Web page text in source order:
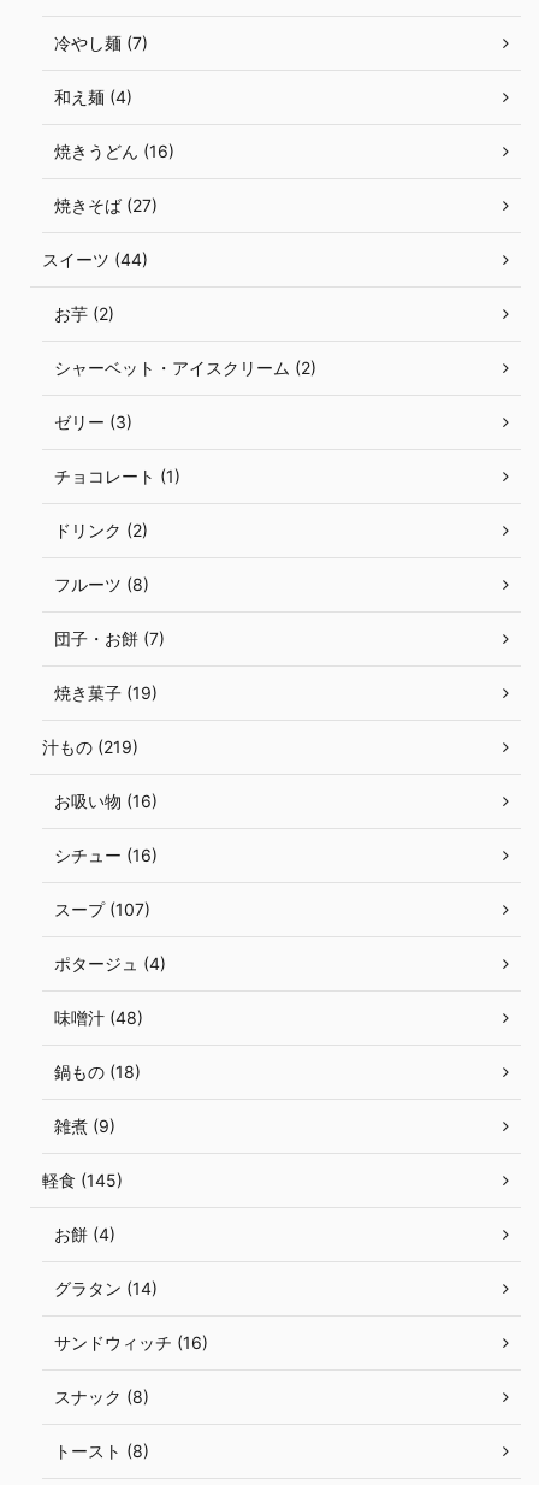
冷やし麺 (7)
和え麺 (4)
焼きうどん (16)
焼きそば (27)
スイーツ (44)
お芋 (2)
シャーベット・アイスクリーム (2)
ゼリー (3)
チョコレート (1)
ドリンク (2)
フルーツ (8)
団子・お餅 (7)
焼き菓子 (19)
汁もの (219)
お吸い物 (16)
シチュー (16)
スープ (107)
ポタージュ (4)
味噌汁 (48)
鍋もの (18)
雑煮 (9)
軽食 (145)
お餅 (4)
グラタン (14)
サンドウィッチ (16)
スナック (8)
トースト (8)